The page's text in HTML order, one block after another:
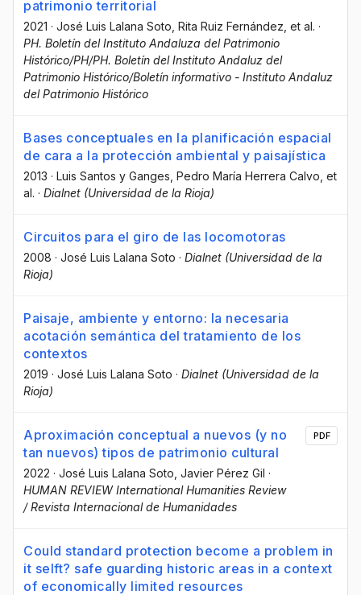
patrimonio territorial
2021 · José Luis Lalana Soto , Rita Ruiz Fernández , et al. ·
PH. Boletín del Instituto Andaluza del Patrimonio
Histórico/PH/PH. Boletín del Instituto Andaluz del
Patrimonio Histórico/Boletín informativo - Instituto Andaluz
del Patrimonio Histórico
Bases conceptuales en la planificación espacial
de cara a la protección ambiental y paisajística
2013 · Luis Santos y Ganges , Pedro María Herrera Calvo , et
al. · Dialnet (Universidad de la Rioja)
Circuitos para el giro de las locomotoras
2008 · José Luis Lalana Soto · Dialnet (Universidad de la
Rioja)
Paisaje, ambiente y entorno: la necesaria
acotación semántica del tratamiento de los
contextos
2019 · José Luis Lalana Soto · Dialnet (Universidad de la
Rioja)
Aproximación conceptual a nuevos (y no
tan nuevos) tipos de patrimonio cultural
2022 · José Luis Lalana Soto , Javier Pérez Gil ·
HUMAN REVIEW International Humanities Review
/ Revista Internacional de Humanidades
PDF
Could standard protection become a problem in
it selft? safe guarding historic areas in a context
of economically limited resources